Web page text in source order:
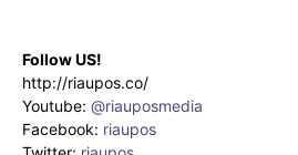
Follow US!
http://riaupos.co/
Youtube: @riauposmedia
Facebook: riaupos